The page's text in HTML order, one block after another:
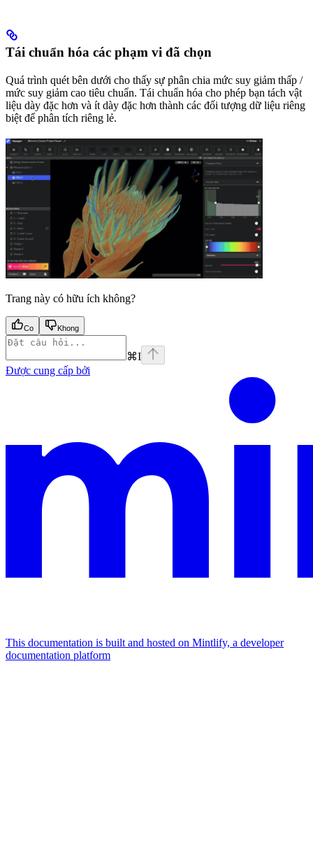
Tái chuẩn hóa các phạm vi đã chọn
Quá trình quét bên dưới cho thấy sự phân chia mức suy giảm thấp /
mức suy giảm cao tiêu chuẩn. Tái chuẩn hóa cho phép bạn tách vật
liệu dày đặc hơn và ít dày đặc hơn thành các đối tượng dữ liệu riêng
biệt để phân tích riêng lẻ.
Trang này có hữu ích không?
Co Khong
⌘I
Được cung cấp bởi
This documentation is built and hosted on Mintlify, a developer
documentation platform